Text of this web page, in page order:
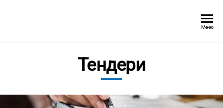
паперова
Мал"
Меню
Тендери